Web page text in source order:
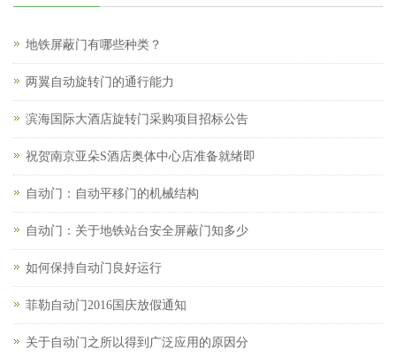
地铁屏蔽门有哪些种类？
两翼自动旋转门的通行能力
滨海国际大酒店旋转门采购项目招标公告
祝贺南京亚朵S酒店奥体中心店准备就绪即
自动门：自动平移门的机械结构
自动门：关于地铁站台安全屏蔽门知多少
如何保持自动门良好运行
菲勒自动门2016国庆放假通知
关于自动门之所以得到广泛应用的原因分